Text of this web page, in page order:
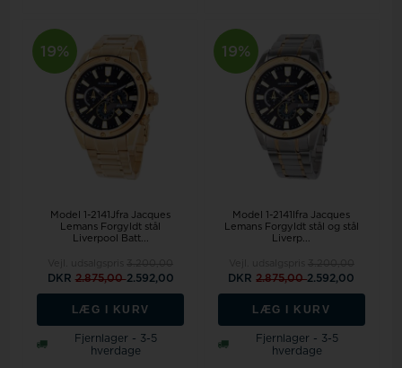
19%
Model 1-2141Jfra Jacques
Lemans Forgyldt stål
Liverpool Batt...
DKR 2.875,002.592,00
LÆG I KURV
Fjernlager - 3-5
hverdage
19%
Model 1-2141Ifra Jacques
Lemans Forgyldt stål og stål
Liverp...
DKR2.875,002.592,00
LÆG I KURV
Fjernlager - 3-5
hverdage